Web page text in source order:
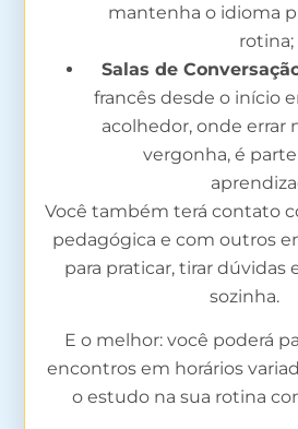
mantenha o idioma
rotina;
Salas de
francês desde o início
acolhedor, onde errar
vergonha, é
Você também terá contato
pedagógica e com outros
para praticar, tirar dúvidas
sozinha.
E o melhor: você poderá
encontros em horários
o estudo na sua rotina